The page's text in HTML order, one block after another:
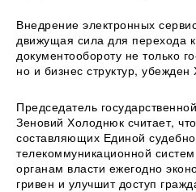
Внедрение электронных
движущая сила для перехода
документообороту не только
но и бизнес структур,
Председатель
Зеновий Холоднюк считает,
составляющих Единой
телекоммуникационной
органам власти ежегодно
гривен и улучшит доступ